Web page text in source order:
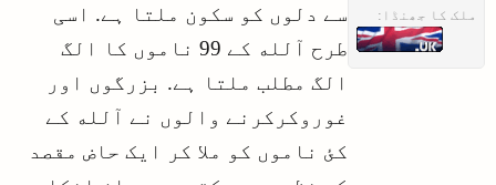
ملک کا جھنڈا:
سے دلوں کو سکون ملتا ہے. اسی
طرح آلله کے 99 ناموں کا الگ
الگ مطلب ملتا ہے. بزرگوں اور
غوروکرکرنے والوں نے آلله کے
کئ ناموں کو ملا کر ایک حاض مقصد